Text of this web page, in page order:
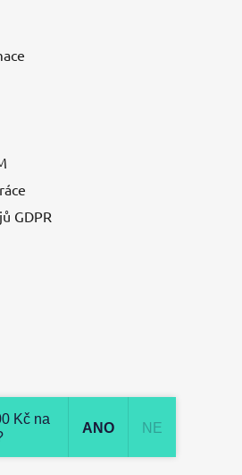
GDPR
Kč na
ANO NE